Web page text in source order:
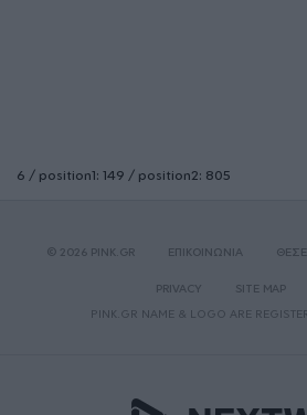
6 / position1: 149 / position2: 805
© 2026 PINK.GR ΕΠΙΚΟΙΝΩΝΙΑ
PRIVACY SITE MAP
PINK.GR NAME & LOGO ARE